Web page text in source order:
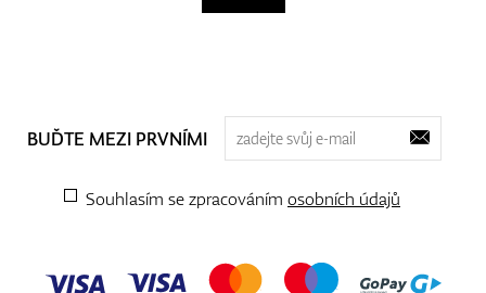
BUĎTE MEZI PRVNÍMI
Souhlasím se zpracováním osobních údajů